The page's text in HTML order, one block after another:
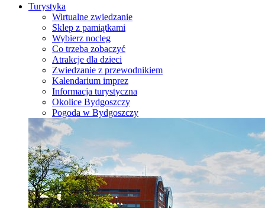
Turystyka
Wirtualne zwiedzanie
Sklep z pamiątkami
Wybierz nocleg
Co trzeba zobaczyć
Atrakcje dla dzieci
Zwiedzanie z przewodnikiem
Kalendarium imprez
Informacja turystyczna
Okolice Bydgoszczy
Pogoda w Bydgoszczy